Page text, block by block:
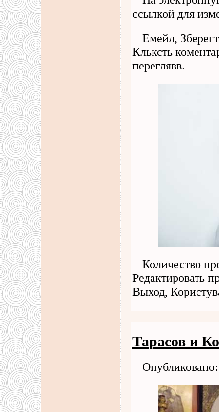
ссылкой для
Емейл,
Кльксть
переглявв.
Количество
Редактировать
Выход,
Тарасов и